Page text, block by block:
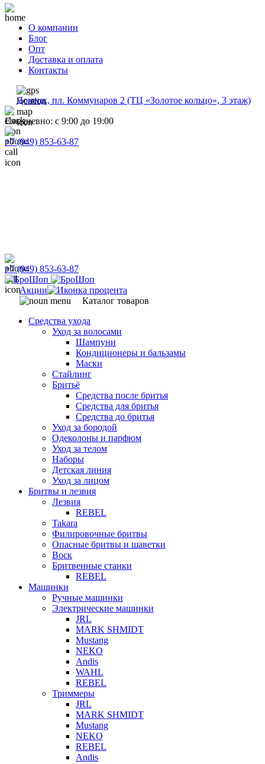
О компании
Блог
Опт
Доставка и оплата
Контакты
Донецк, пл. Коммунаров 2 (ТЦ «Золотое кольцо», 3 этаж)
Ежедневно: с 9:00 до 19:00
+7 (949) 853-63-87
+7 (949) 853-63-87
Акции
Каталог товаров
Средства ухода
Уход за волосами
Шампуни
Кондиционеры и бальзамы
Маски
Стайлинг
Бритьё
Средства после бритья
Средства для бритья
Средства до бритья
Уход за бородой
Одеколоны и парфюм
Уход за телом
Наборы
Детская линия
Уход за лицом
Бритвы и лезвия
Лезвия
REBEL
Takara
Филировочные бритвы
Опасные бритвы и шаветки
Воск
Бритвенные станки
REBEL
Машинки
Ручные машинки
Электрические машинки
JRL
MARK SHMIDT
Mustang
NEKO
Andis
WAHL
REBEL
Триммеры
JRL
MARK SHMIDT
Mustang
NEKO
REBEL
Andis